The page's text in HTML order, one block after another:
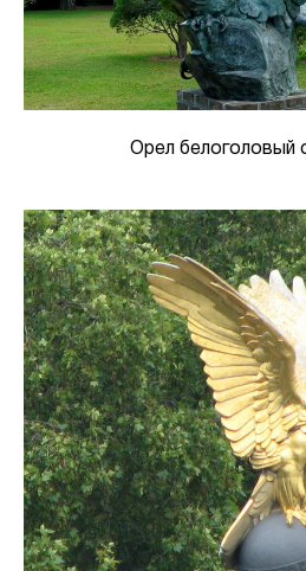
Орел белоголовый